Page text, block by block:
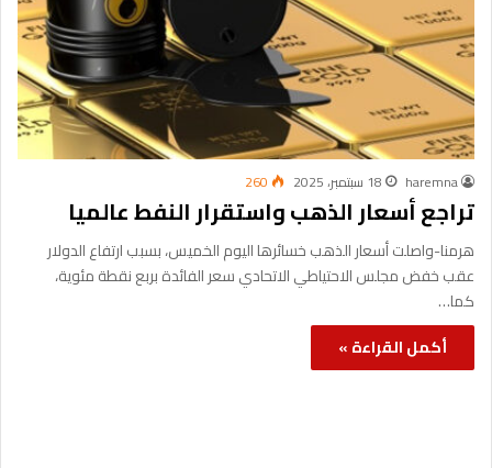
haremna 18 سبتمبر، 2025 260
تراجع أسعار الذهب واستقرار النفط عالميا
هرمنا-واصلت أسعار الذهب خسائرها اليوم الخميس، بسبب ارتفاع الدولار
عقب خفض مجلس الاحتياطي الاتحادي سعر الفائدة بربع نقطة مئوية،
كما…
أكمل القراءة »